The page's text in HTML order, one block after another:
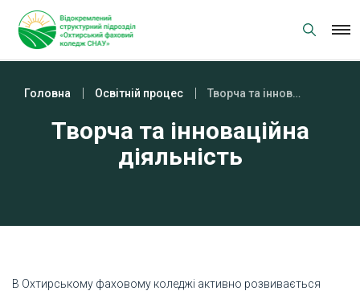
content
Головна Освітній процес Творча та інноваційна діяльність
Творча та інноваційна
діяльність
В Охтирському фаховому коледжі активно розвивається